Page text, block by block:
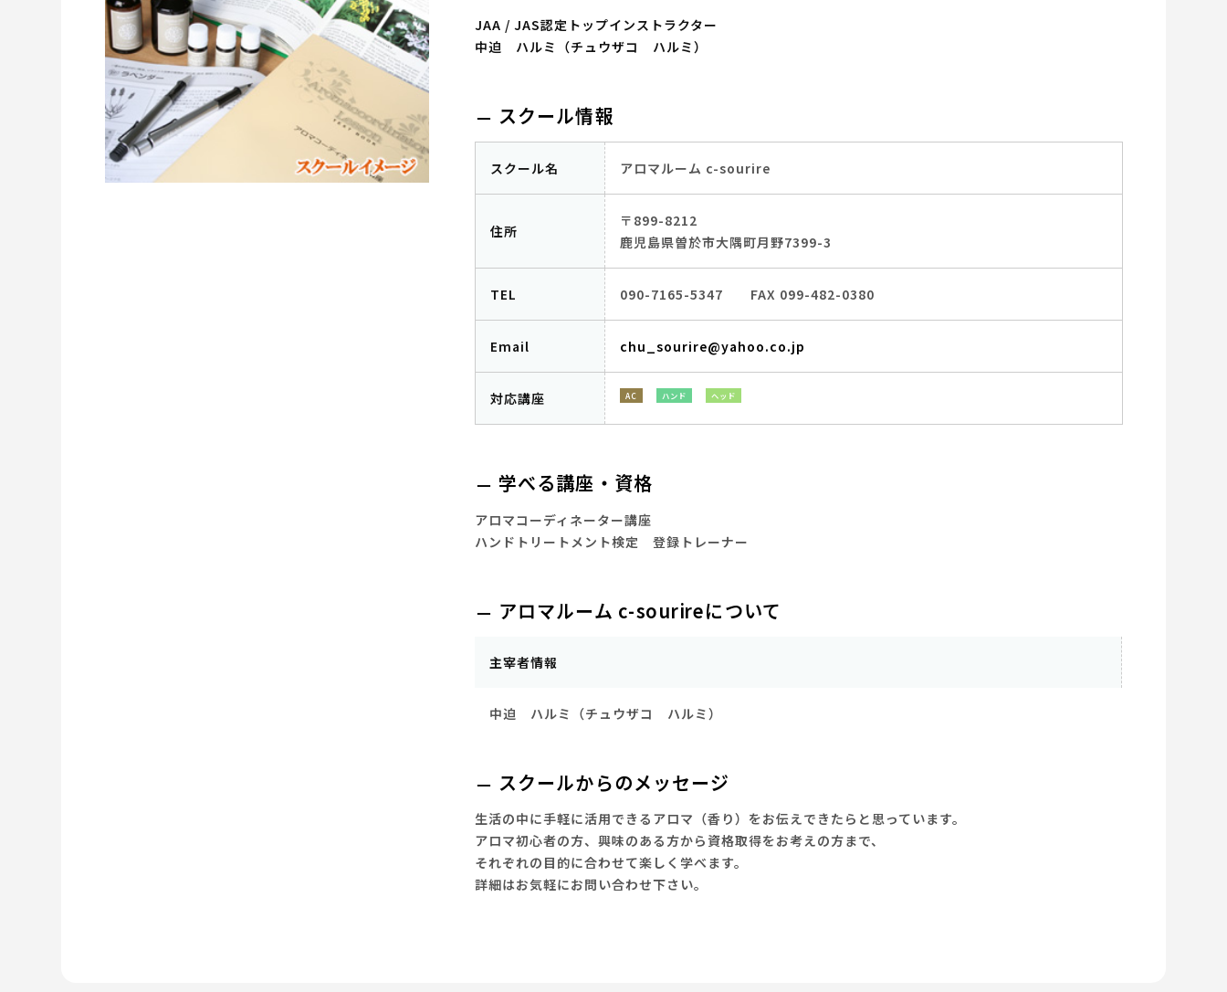
JAA / JAS認定トップインストラクター
中迫 ハルミ（チュウザコ ハルミ）
スクール情報
スクール名 アロマルーム c-sourire
住所
〒899-8212
鹿児島県曽於市大隅町月野7399-3
TEL 090-7165-5347 FAX 099-482-0380
Email chu_sourire@yahoo.co.jp
対応講座 AC ハンド ヘッド
学べる講座・資格
アロマコーディネーター講座
ハンドトリートメント検定 登録トレーナー
アロマルーム c-sourireについて
主宰者情報
中迫 ハルミ（チュウザコ ハルミ）
スクールからのメッセージ
生活の中に手軽に活用できるアロマ（香り）をお伝えできたらと思っています。
アロマ初心者の方、興味のある方から資格取得をお考えの方まで、
それぞれの目的に合わせて楽しく学べます。
詳細はお気軽にお問い合わせ下さい。